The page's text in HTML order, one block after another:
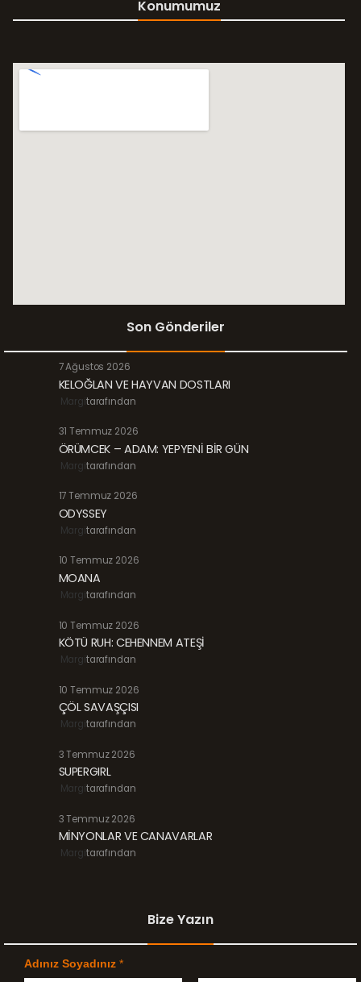
Konumumuz
Son Gönderiler
7 Ağustos 2026
KELOĞLAN VE HAYVAN DOSTLARI
Margitarafından
31 Temmuz 2026
ÖRÜMCEK – ADAM: YEPYENİ BİR GÜN
Margitarafından
17 Temmuz 2026
ODYSSEY
Margitarafından
10 Temmuz 2026
MOANA
Margitarafından
10 Temmuz 2026
KÖTÜ RUH: CEHENNEM ATEŞİ
Margitarafından
10 Temmuz 2026
ÇÖL SAVAŞÇISI
Margitarafından
3 Temmuz 2026
SUPERGIRL
Margitarafından
3 Temmuz 2026
MİNYONLAR VE CANAVARLAR
Margitarafından
Bize Yazın
Adınız Soyadınız *